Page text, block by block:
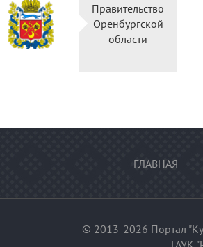
Правительство
Оренбургской
области
ГЛАВНАЯ
© 2013-2026 Портал
ГАУК